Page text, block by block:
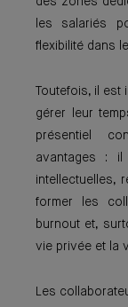
les salariés
flexibilité dans
Toutefois, il
gérer leur
présentiel
avantages :
intellectuelles,
former les
burnout et,
vie privée et la
Les